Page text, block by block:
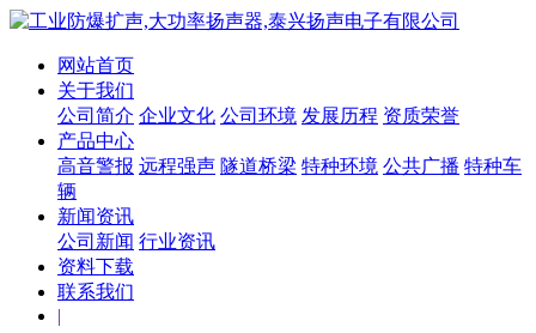
网站首页
关于我们
公司简介 企业文化 公司环境 发展历程 资质荣誉
产品中心
高音警报 远程强声 隧道桥梁 特种环境 公共广播 特种车
辆
新闻资讯
公司新闻 行业资讯
资料下载
联系我们
|